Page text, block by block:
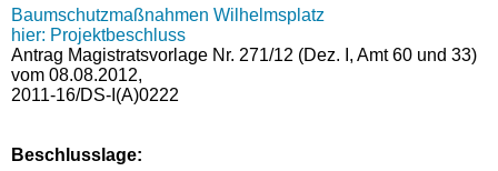
Baumschutzmaßnahmen Wilhelmsplatz
hier: Projektbeschluss
Antrag Magistratsvorlage Nr. 271/12 (Dez. I, Amt 60 und 33)
vom 08.08.2012,
2011-16/DS-I(A)0222
Beschlusslage: